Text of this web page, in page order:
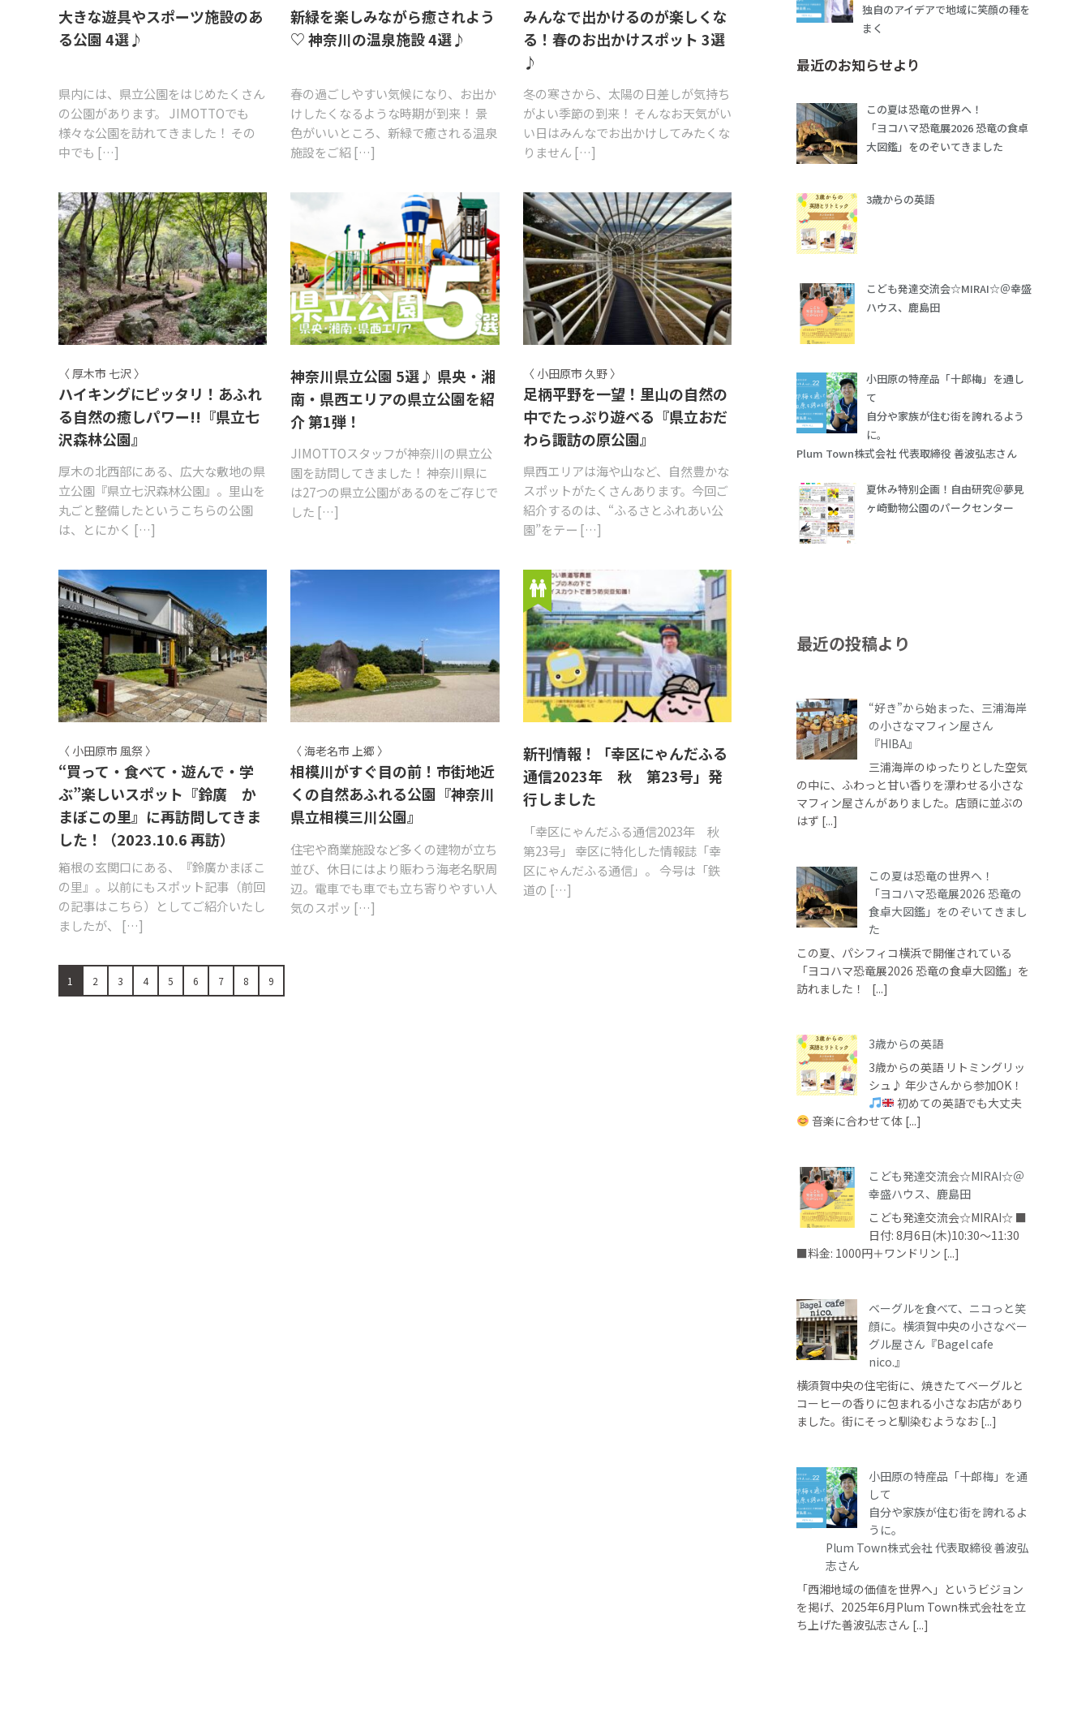
大きな遊具やスポーツ施設のあ
る公園 4選♪
県内には、県立公園をはじめたくさん
の公園があります。 JIMOTTOでも
様々な公園を訪れてきました！ その
中でも […]
新緑を楽しみながら癒されよう
♡ 神奈川の温泉施設 4選♪
春の過ごしやすい気候になり、お出か
けしたくなるような時期が到来！ 景
色がいいところ、新緑で癒される温泉
施設をご紹 […]
みんなで出かけるのが楽しくな
る！春のお出かけスポット 3選
♪
冬の寒さから、太陽の日差しが気持ち
がよい季節の到来！ そんなお天気がい
い日はみんなでお出かけしてみたくな
りません […]
〈 厚木市 七沢 〉
ハイキングにピッタリ！あふれ
る自然の癒しパワー!!『県立七
沢森林公園』
厚木の北西部にある、広大な敷地の県
立公園『県立七沢森林公園』。里山を
丸ごと整備したというこちらの公園
は、とにかく […]
神奈川県立公園 5選♪ 県央・湘
南・県西エリアの県立公園を紹
介 第1弾！
JIMOTTOスタッフが神奈川の県立公
園を訪問してきました！ 神奈川県に
は27つの県立公園があるのをご存じで
した […]
〈 小田原市 久野 〉
足柄平野を一望！里山の自然の
中でたっぷり遊べる『県立おだ
わら諏訪の原公園』
県西エリアは海や山など、自然豊かな
スポットがたくさんあります。今回ご
紹介するのは、“ふるさとふれあい公
園”をテー […]
〈 小田原市 風祭 〉
“買って・食べて・遊んで・学
ぶ”楽しいスポット『鈴廣 か
まぼこの里』に再訪問してきま
した！（2023.10.6 再訪）
箱根の玄関口にある、『鈴廣かまぼこ
の里』。以前にもスポット記事（前回
の記事はこちら）としてご紹介いたし
ましたが、 […]
〈 海老名市 上郷 〉
相模川がすぐ目の前！市街地近
くの自然あふれる公園『神奈川
県立相模三川公園』
住宅や商業施設など多くの建物が立ち
並び、休日にはより賑わう海老名駅周
辺。電車でも車でも立ち寄りやすい人
気のスポッ […]
新刊情報！「幸区にゃんだふる
通信2023年 秋 第23号」発
行しました
「幸区にゃんだふる通信2023年 秋
第23号」 幸区に特化した情報誌「幸
区にゃんだふる通信」。 今号は「鉄
道の […]
1 2 3 4 5 6 7 8 9
独自のアイデアで地域に笑顔の種を
まく
最近のお知らせより
この夏は恐竜の世界へ！
「ヨコハマ恐竜展2026 恐竜の食卓
大図鑑」をのぞいてきました
3歳からの英語
こども発達交流会☆MIRAI☆＠幸盛
ハウス、鹿島田
小田原の特産品「十郎梅」を通し
て
自分や家族が住む街を誇れるよう
に。
Plum Town株式会社 代表取締役 善波弘志さん
夏休み特別企画！自由研究＠夢見
ヶ崎動物公園のパークセンター
最近の投稿より
“好き”から始まった、三浦海岸
の小さなマフィン屋さん
『HIBA』
三浦海岸のゆったりとした空気
の中に、ふわっと甘い香りを漂わせる小さな
マフィン屋さんがありました。店頭に並ぶの
はず [...]
この夏は恐竜の世界へ！
「ヨコハマ恐竜展2026 恐竜の
食卓大図鑑」をのぞいてきまし
た
この夏、パシフィコ横浜で開催されている
「ヨコハマ恐竜展2026 恐竜の食卓大図鑑」を
訪れました！ [...]
3歳からの英語
3歳からの英語 リトミングリッ
シュ♪ 年少さんから参加OK！
初めての英語でも大丈夫
音楽に合わせて体 [...]
こども発達交流会☆MIRAI☆＠
幸盛ハウス、鹿島田
こども発達交流会☆MIRAI☆ ■
日付: 8月6日(木)10:30～11:30
■料金: 1000円＋ワンドリン [...]
ベーグルを食べて、ニコっと笑
顔に。横須賀中央の小さなベー
グル屋さん『Bagel cafe
nico.』
横須賀中央の住宅街に、焼きたてベーグルと
コーヒーの香りに包まれる小さなお店があり
ました。街にそっと馴染むようなお [...]
小田原の特産品「十郎梅」を通
して
自分や家族が住む街を誇れるよ
うに。
Plum Town株式会社 代表取締役 善波弘
志さん
「西湘地域の価値を世界へ」というビジョン
を掲げ、2025年6月Plum Town株式会社を立
ち上げた善波弘志さん [...]